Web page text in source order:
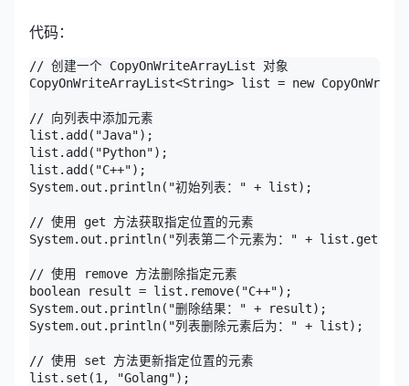
代码：
// 创建一个 CopyOnWriteArrayList 对象
CopyOnWriteArrayList<String> list = new
// 向列表中添加元素
list.add("Java");
list.add("Python");
list.add("C++");
System.out.println("初始列表：" + list);
// 使用 get 方法获取指定位置的元素
System.out.println("列表第二个元素为：" +
// 使用 remove 方法删除指定元素
boolean result = list.remove("C++");
System.out.println("删除结果：" + result);
System.out.println("列表删除元素后为：" + list);
// 使用 set 方法更新指定位置的元素
list.set(1, "Golang");